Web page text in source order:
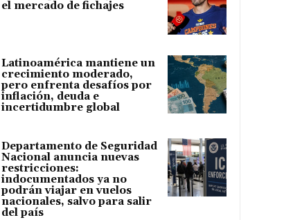
el mercado de fichajes
Latinoamérica mantiene un
crecimiento moderado,
pero enfrenta desafíos por
inflación, deuda e
incertidumbre global
Departamento de Seguridad
Nacional anuncia nuevas
restricciones:
indocumentados ya no
podrán viajar en vuelos
nacionales, salvo para salir
del país